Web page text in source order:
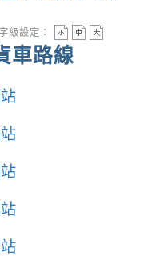
車路線
字級設定：